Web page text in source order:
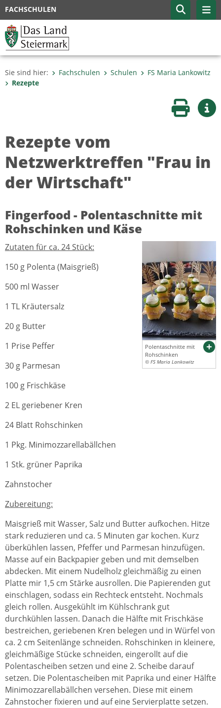
FACHSCHULEN
Sie sind hier: Fachschulen Schulen
FS Maria Lankowitz
Rezepte
Seite
Rezepte vom
Netzwerktreffen "Frau in
der Wirtschaft"
Fingerfood - Polentaschnitte mit
Rohschinken und Käse
Polentaschnitte mit
Rohschinken
© FS Maria Lankowitz
Zutaten für ca. 24 Stück:
150 g Polenta (Maisgrieß)
500 ml Wasser
1 TL Kräutersalz
20 g Butter
1 Prise Peffer
30 g Parmesan
100 g Frischkäse
2 EL geriebener Kren
24 Blatt Rohschinken
1 Pkg. Minimozzarellabällchen
1 Stk. grüner Paprika
Zahnstocher
Zubereitung:
Maisgrieß mit Wasser, Salz und Butter aufkochen. Hitze
stark reduzieren und ca. 5 Minuten gar kochen. Kurz
überkühlen lassen, Pfeffer und Parmesan hinzufügen.
Masse auf ein Backpapier geben und mit demselben
abdecken. Mit einem Nudelholz gleichmäßig zu einen
Platte mir 1,5 cm Stärke ausrollen. Die Papierenden gut
einschlagen, sodass ein Rechteck entsteht. Nochmals
gleich rollen. Ausgekühlt im Kühlschrank gut
durchkühlen lassen. Danach die Hälfte mit Frischkäse
bestreichen, geriebenen Kren belegen und in Würfel von
ca. 2 cm Seitenlänge schneiden. Rohschinken in kleinere,
gleichmäßige Stücke schneiden, eingerollt auf die
Polentascheiben setzen und eine 2. Scheibe darauf
setzen. Die Polentascheiben mit Paprika und einer Hälfte
Minimozzarellabällchen versehen. Diese mit einem
Zahnstocher fixieren und auf eine Servierplatte setzen.